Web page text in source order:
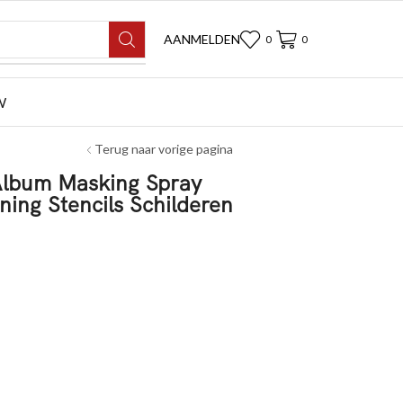
AANMELDEN 0 0
Terug naar vorige pagina
Masking Spray
Stencils Schilderen